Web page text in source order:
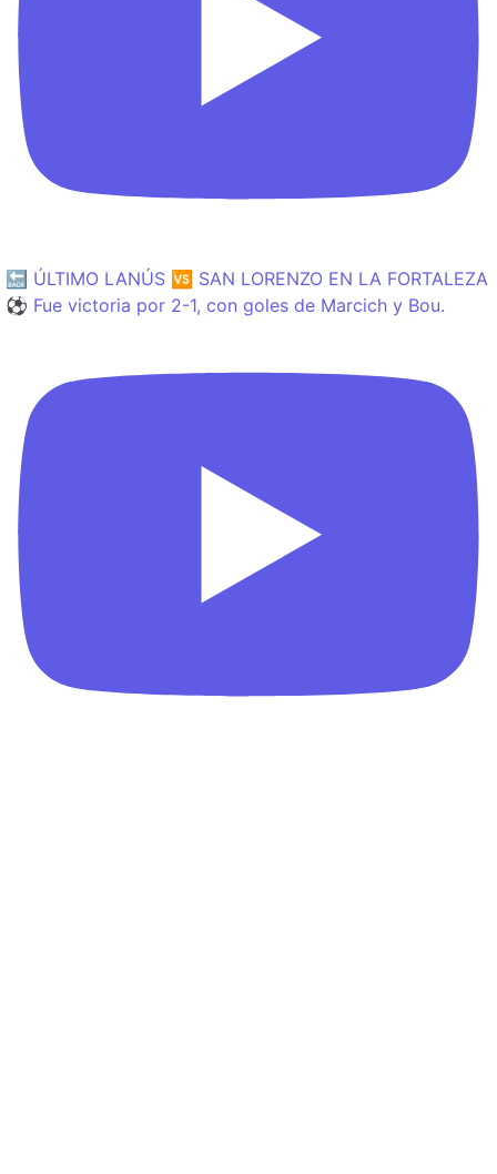
🔙 ÚLTIMO LANÚS 🆚 SAN LORENZO EN LA FORTALEZA
⚽️ Fue victoria por 2-1, con goles de Marcich y Bou.